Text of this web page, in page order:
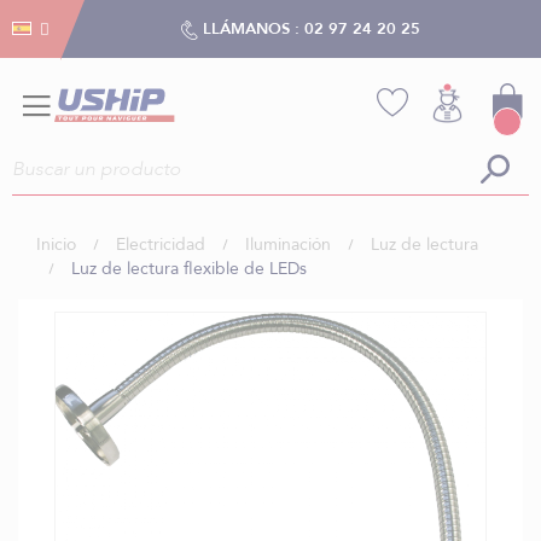
LLÁMANOS : 02 97 24 20 25
Inicio Electricidad Iluminación
Luz de lectura
Luz de lectura flexible de LEDs
de
la
galería
Gestión de cookies
Gestión de cookies